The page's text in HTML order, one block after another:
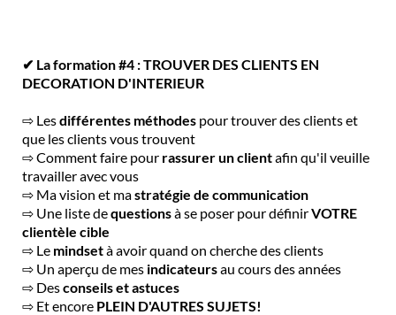
✔ La formation #4 : TROUVER DES CLIENTS EN
DECORATION D'INTERIEUR
⇨ Lesdifférentes méthodes pour trouver des clients et
que les clients vous trouvent
⇨ Comment faire pour rassurer un clientafin qu'il veuille
travailler avec vous
⇨ Ma vision et mastratégie de communication
⇨ Une liste dequestionsà se poser pour définirVOTRE
clientèle cible
⇨ Le mindsetà avoir quand on cherche des clients
⇨ Un aperçu de mes indicateursau cours des années
⇨ Desconseils et astuces
⇨ Et encore PLEIN D'AUTRES SUJETS!